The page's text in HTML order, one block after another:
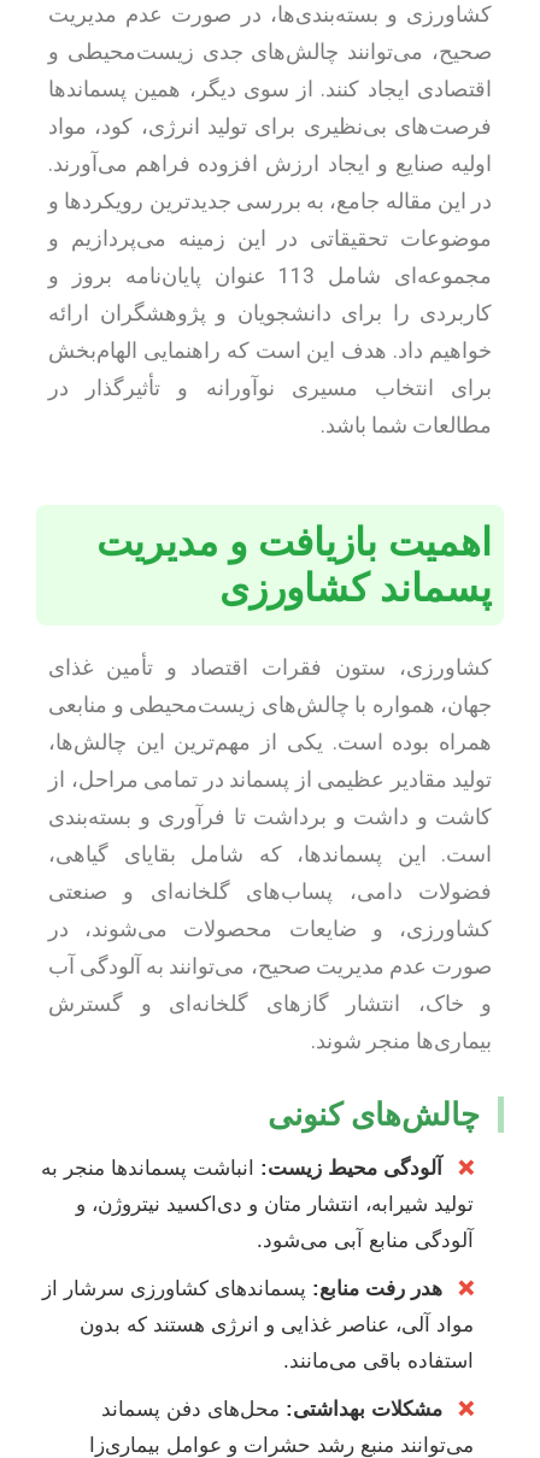
کشاورزی و بسته‌بندی‌ها، در صورت عدم مدیریت
صحیح، می‌توانند چالش‌های جدی زیست‌محیطی و
اقتصادی ایجاد کنند. از سوی دیگر، همین پسماندها
فرصت‌های بی‌نظیری برای تولید انرژی، کود، مواد
اولیه صنایع و ایجاد ارزش افزوده فراهم می‌آورند.
در این مقاله جامع، به بررسی جدیدترین رویکردها و
موضوعات تحقیقاتی در این زمینه می‌پردازیم و
مجموعه‌ای شامل 113 عنوان پایان‌نامه بروز و
کاربردی را برای دانشجویان و پژوهشگران ارائه
خواهیم داد. هدف این است که راهنمایی الهام‌بخش
برای انتخاب مسیری نوآورانه و تأثیرگذار در
مطالعات شما باشد.
اهمیت بازیافت و مدیریت
پسماند کشاورزی
کشاورزی، ستون فقرات اقتصاد و تأمین غذای
جهان، همواره با چالش‌های زیست‌محیطی و منابعی
همراه بوده است. یکی از مهم‌ترین این چالش‌ها،
تولید مقادیر عظیمی از پسماند در تمامی مراحل، از
کاشت و داشت و برداشت تا فرآوری و بسته‌بندی
است. این پسماندها، که شامل بقایای گیاهی،
فضولات دامی، پساب‌های گلخانه‌ای و صنعتی
کشاورزی، و ضایعات محصولات می‌شوند، در
صورت عدم مدیریت صحیح، می‌توانند به آلودگی آب
و خاک، انتشار گازهای گلخانه‌ای و گسترش
بیماری‌ها منجر شوند.
چالش‌های کنونی
❌ آلودگی محیط زیست: انباشت پسماندها منجر به
تولید شیرابه، انتشار متان و دی‌اکسید نیتروژن، و
آلودگی منابع آبی می‌شود.
❌ هدر رفت منابع: پسماندهای کشاورزی سرشار از
مواد آلی، عناصر غذایی و انرژی هستند که بدون
استفاده باقی می‌مانند.
❌ مشکلات بهداشتی: محل‌های دفن پسماند
می‌توانند منبع رشد حشرات و عوامل بیماری‌زا